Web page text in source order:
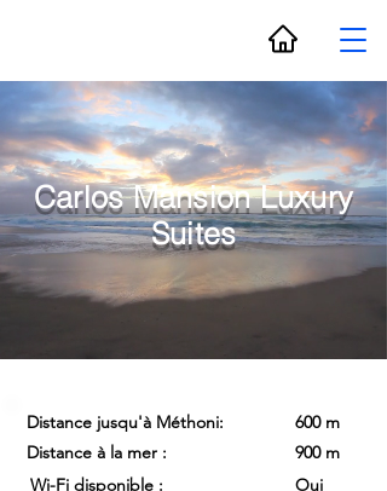
Carlos Mansion Luxury
Suites
Wi-Fi disponible : Oui
Distance à la mer : 900 m
Distance jusqu'à Méthoni: 600 m